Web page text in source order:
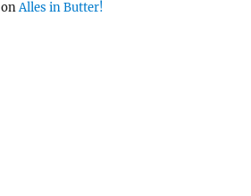
onAlles in Butter!